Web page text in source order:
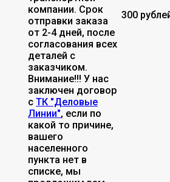
компании. Срок
отправки заказа
от 2-4 дней, после
согласования всех
деталей с
заказчиком.
Внимание!!! У нас
заключен договор
с ТК "Деловые
Линии", если по
какой то причине,
вашего
населенного
пункта нет в
списке, мы
300